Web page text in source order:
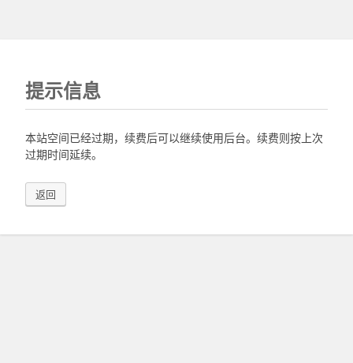
提示信息
本站空间已经过期，续费后可以继续使用后台。续费则按上次
过期时间延续。
返回